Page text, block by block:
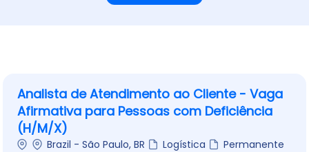
Analista de Atendimento ao Cliente - Vaga
Afirmativa para Pessoas com Deficiência
(H/M/X)
Brazil - São Paulo, BR Logística Permanente